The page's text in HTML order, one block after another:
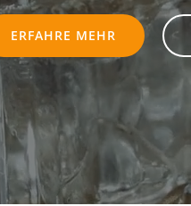
ERFAHRE MEHR